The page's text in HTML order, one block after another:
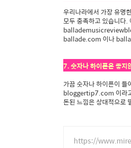
우리나라에서 가장 유명
모두 충족하고 있습니다.
ballade.com 이나
7. 숫자나 하이픈은 좋지
가끔 숫자나 하이픈이
bloggertip7.com 이라고
돈된 느낌은 상대적으로
https://